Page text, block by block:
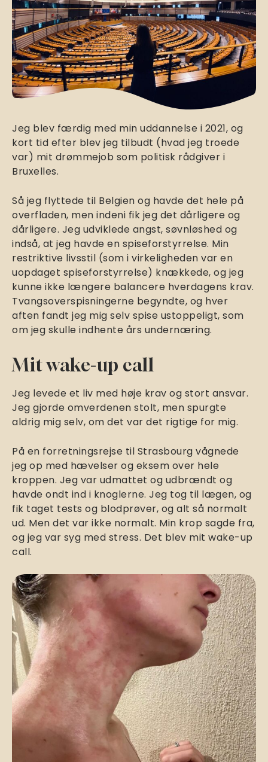
Jeg blev færdig med min uddannelse i 2021, og
kort tid efter blev jeg tilbudt (hvad jeg troede
var) mit drømmejob som politisk rådgiver i
Bruxelles.
Så jeg flyttede til Belgien og havde det hele på
overfladen, men indeni fik jeg det dårligere og
dårligere. Jeg udviklede angst, søvnløshed og
indså, at jeg havde en spiseforstyrrelse. Min
restriktive livsstil (som i virkeligheden var en
uopdaget spiseforstyrrelse) knækkede, og jeg
kunne ikke længere balancere hverdagens krav.
Tvangsoverspisningerne begyndte, og hver
aften fandt jeg mig selv spise ustoppeligt, som
om jeg skulle indhente års undernæring.
Mit wake-up call
Jeg levede et liv med høje krav og stort ansvar.
Jeg gjorde omverdenen stolt, men spurgte
aldrig mig selv, om det var det rigtige for mig.
På en forretningsrejse til Strasbourg vågnede
jeg op med hævelser og eksem over hele
kroppen. Jeg var udmattet og udbrændt og
havde ondt ind i knoglerne. Jeg tog til lægen, og
fik taget tests og blodprøver, og alt så normalt
ud. Men det var ikke normalt. Min krop sagde fra,
og jeg var syg med stress. Det blev mit wake-up
call.